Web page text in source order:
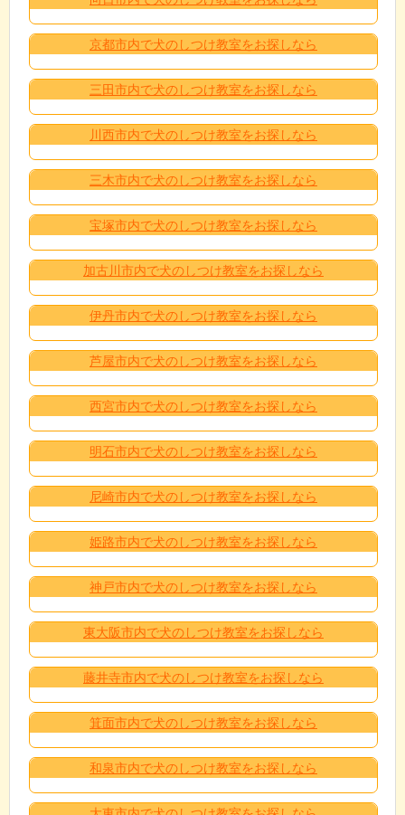
京都市内で犬のしつけ教室をお探しなら
三田市内で犬のしつけ教室をお探しなら
川西市内で犬のしつけ教室をお探しなら
三木市内で犬のしつけ教室をお探しなら
宝塚市内で犬のしつけ教室をお探しなら
加古川市内で犬のしつけ教室をお探しなら
伊丹市内で犬のしつけ教室をお探しなら
芦屋市内で犬のしつけ教室をお探しなら
西宮市内で犬のしつけ教室をお探しなら
明石市内で犬のしつけ教室をお探しなら
尼崎市内で犬のしつけ教室をお探しなら
姫路市内で犬のしつけ教室をお探しなら
神戸市内で犬のしつけ教室をお探しなら
東大阪市内で犬のしつけ教室をお探しなら
藤井寺市内で犬のしつけ教室をお探しなら
箕面市内で犬のしつけ教室をお探しなら
和泉市内で犬のしつけ教室をお探しなら